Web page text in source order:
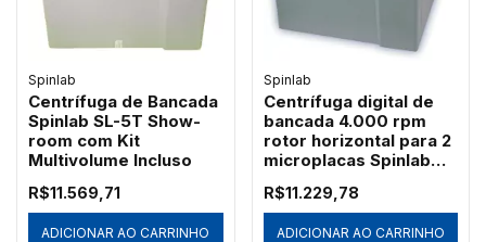
L500
Spinlab
Centrífuga de Bancada
Spinlab SL-5T Show-
room com Kit
Multivolume Incluso
R$11.569,71
ADICIONAR AO CARRINHO
Spinlab
Centrífuga digital de
bancada 4.000 rpm
rotor horizontal para 2
microplacas Spinlab
R$11.229,78
ADICIONAR AO CARRINHO